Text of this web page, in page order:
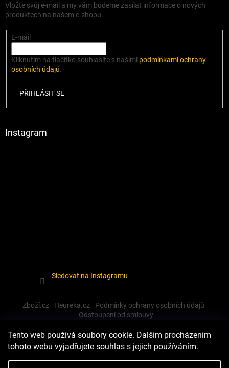
Tento web používá soubory cookie. Dalším procházením
tohoto webu vyjadřujete souhlas s jejich používáním.
Vložte svůj e-mail a my vám budeme zasílat informace o nových
produktech na našem e-shopu.
E-mail
Kliknutím na tlačítko souhlasíte s našimi podmínkami ochrany
osobních údajů.
PŘIHLÁSIT SE
Instagram
Sledovat na Instagramu
Zboží.cz Heureka.cz
Podmínky ochrany osobních údajů
Odstoupení od smlouvy